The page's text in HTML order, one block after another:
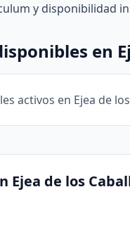
y disponibilidad
en
activos en Ejea de
Ejea de los